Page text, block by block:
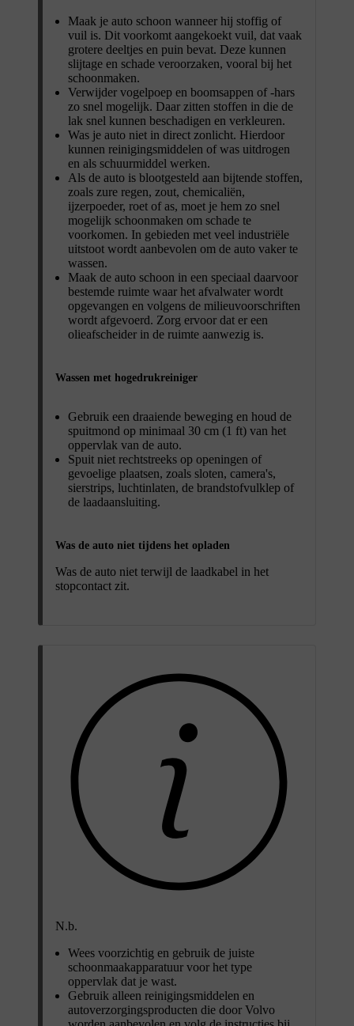
Maak je auto schoon wanneer hij stoffig of
vuil is. Dit voorkomt aangekoekt vuil, dat vaak
grotere deeltjes en puin bevat. Deze kunnen
slijtage en schade veroorzaken, vooral bij het
schoonmaken.
Verwijder vogelpoep en boomsappen of -hars
zo snel mogelijk. Daar zitten stoffen in die de
lak snel kunnen beschadigen en verkleuren.
Was je auto niet in direct zonlicht. Hierdoor
kunnen reinigingsmiddelen of was uitdrogen
en als schuurmiddel werken.
Als de auto is blootgesteld aan bijtende stoffen,
zoals zure regen, zout, chemicaliën,
ijzerpoeder, roet of as, moet je hem zo snel
mogelijk schoonmaken om schade te
voorkomen. In gebieden met veel industriële
uitstoot wordt aanbevolen om de auto vaker te
wassen.
Maak de auto schoon in een speciaal daarvoor
bestemde ruimte waar het afvalwater wordt
opgevangen en volgens de milieuvoorschriften
wordt afgevoerd. Zorg ervoor dat er een
olieafscheider in de ruimte aanwezig is.
Wassen met hogedrukreiniger
Gebruik een draaiende beweging en houd de
spuitmond op minimaal 30 cm (1 ft) van het
oppervlak van de auto.
Spuit niet rechtstreeks op openingen of
gevoelige plaatsen, zoals sloten, camera's,
sierstrips, luchtinlaten, de brandstofvulklep of
de laadaansluiting.
Was de auto niet tijdens het opladen
Was de auto niet terwijl de laadkabel in het
stopcontact zit.
N.b.
Wees voorzichtig en gebruik de juiste
schoonmaakapparatuur voor het type
oppervlak dat je wast.
Gebruik alleen reinigingsmiddelen en
autoverzorgingsproducten die door Volvo